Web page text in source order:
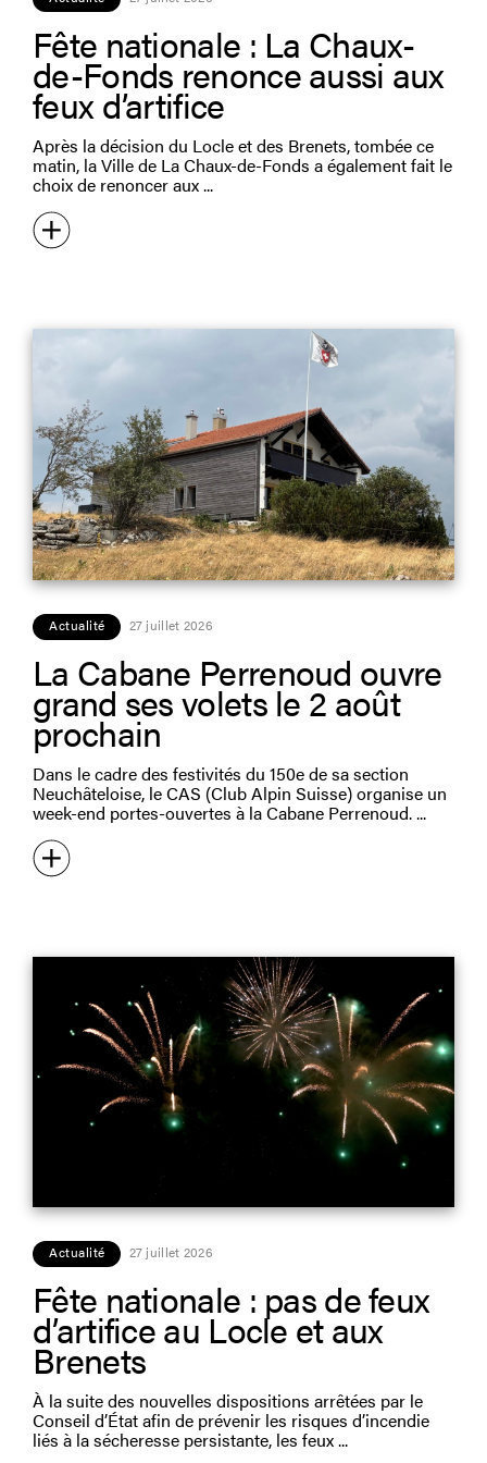
Fête nationale : La Chaux-
de-Fonds renonce aussi aux
feux d’artifice
Après la décision du Locle et des Brenets, tombée ce
matin, la Ville de La Chaux-de-Fonds a également fait le
choix de renoncer aux
Actualité 27 juillet 2026
La Cabane Perrenoud ouvre
grand ses volets le 2 août
prochain
Dans le cadre des festivités du 150e de sa section
Neuchâteloise, le CAS (Club Alpin Suisse) organise un
week-end portes-ouvertes à la Cabane Perrenoud.
Actualité 27 juillet 2026
Fête nationale : pas de feux
d’artifice au Locle et aux
Brenets
À la suite des nouvelles dispositions arrêtées par le
Conseil d’État afin de prévenir les risques d’incendie
liés à la sécheresse persistante, les feux